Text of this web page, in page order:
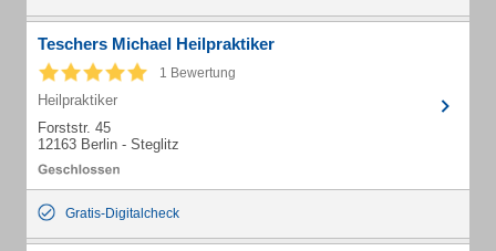
Teschers Michael Heilpraktiker
1 Bewertung
Heilpraktiker
Forststr. 45
12163 Berlin - Steglitz
Gratis-Digitalcheck